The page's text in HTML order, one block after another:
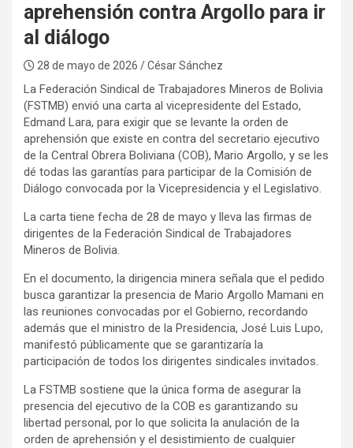
aprehensión contra Argollo para ir
al diálogo
28 de mayo de 2026 / César Sánchez
La Federación Sindical de Trabajadores Mineros de Bolivia
(FSTMB) envió una carta al vicepresidente del Estado,
Edmand Lara, para exigir que se levante la orden de
aprehensión que existe en contra del secretario ejecutivo
de la Central Obrera Boliviana (COB), Mario Argollo, y se les
dé todas las garantías para participar de la Comisión de
Diálogo convocada por la Vicepresidencia y el Legislativo.
La carta tiene fecha de 28 de mayo y lleva las firmas de
dirigentes de la Federación Sindical de Trabajadores
Mineros de Bolivia.
En el documento, la dirigencia minera señala que el pedido
busca garantizar la presencia de Mario Argollo Mamani en
las reuniones convocadas por el Gobierno, recordando
además que el ministro de la Presidencia, José Luis Lupo,
manifestó públicamente que se garantizaría la
participación de todos los dirigentes sindicales invitados.
La FSTMB sostiene que la única forma de asegurar la
presencia del ejecutivo de la COB es garantizando su
libertad personal, por lo que solicita la anulación de la
orden de aprehensión y el desistimiento de cualquier